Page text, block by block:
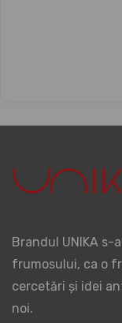
Brandul UNIKA
frumosului, ca o
cercetări și idei
noi.